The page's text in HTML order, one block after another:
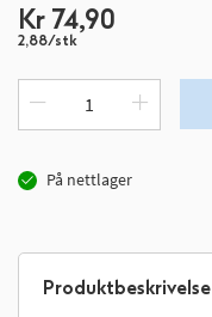
Kr 74,90
2,88/stk
På nettlager
Produktbeskrivelse